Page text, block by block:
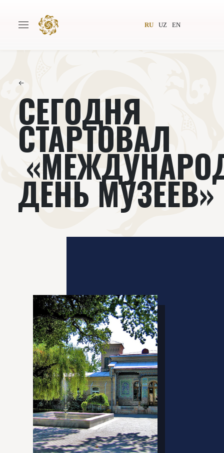
RU UZ EN
Всемирное общество
Издательство Новости
Подкасты
Книги Видеолекторий
←
СЕГОДНЯ
СТАРТОВАЛ
ДЕНЬ МУЗЕЕВ»